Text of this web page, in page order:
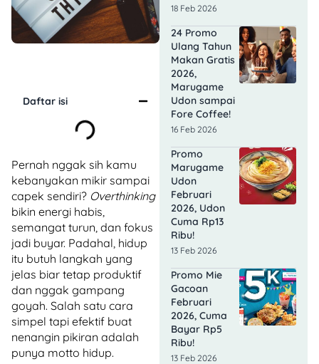
Daftar isi
Pernah nggak sih kamu
kebanyakan mikir sampai
capek sendiri? Overthinking
bikin energi habis,
semangat turun, dan fokus
jadi buyar. Padahal, hidup
itu butuh langkah yang
jelas biar tetap produktif
dan nggak gampang
goyah. Salah satu cara
simpel tapi efektif buat
nenangin pikiran adalah
punya motto hidup.
18 Feb 2026
24 Promo
Ulang Tahun
Makan Gratis
2026,
Marugame
Udon sampai
Fore Coffee!
16 Feb 2026
Promo
Marugame
Udon
Februari
2026, Udon
Cuma Rp13
Ribu!
13 Feb 2026
Promo Mie
Gacoan
Februari
2026, Cuma
Bayar Rp5
Ribu!
13 Feb 2026